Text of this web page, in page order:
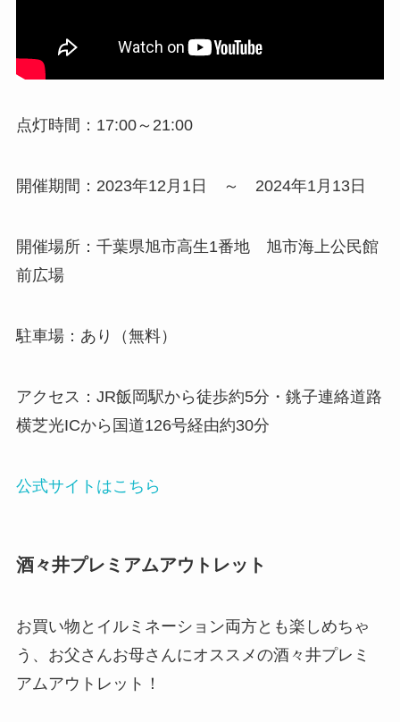
点灯時間：17:00～21:00
開催期間：2023年12月1日 ～ 2024年1月13日
開催場所：千葉県旭市高生1番地 旭市海上公民館
前広場
駐車場：あり（無料）
アクセス：JR飯岡駅から徒歩約5分・銚子連絡道路
横芝光ICから国道126号経由約30分
公式サイトはこちら
酒々井プレミアムアウトレット
お買い物とイルミネーション両方とも楽しめちゃ
う、お父さんお母さんにオススメの酒々井プレミ
アムアウトレット！